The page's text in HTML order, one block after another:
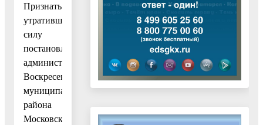
Признать
утратившим
силу
постановление
администрации
Воскресенского
муниципального
района
Московской